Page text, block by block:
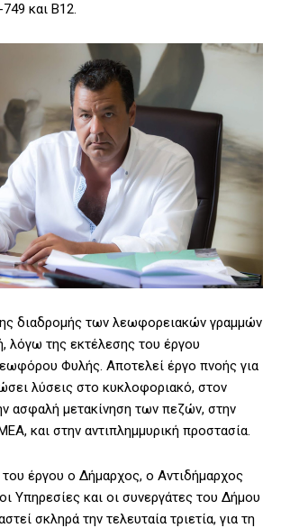
και Β12.
διαδρομής των λεωφορειακών γραμμών
λόγω της εκτέλεσης του έργου
Φυλής. Αποτελεί έργο πνοής για
λύσεις στο κυκλοφοριακό, στον
ασφαλή μετακίνηση των πεζών, στην
και στην αντιπλημμυρική προστασία.
του έργου ο Δήμαρχος, ο Αντιδήμαρχος
Υπηρεσίες και οι συνεργάτες του Δήμου
σκληρά την τελευταία τριετία, για τη